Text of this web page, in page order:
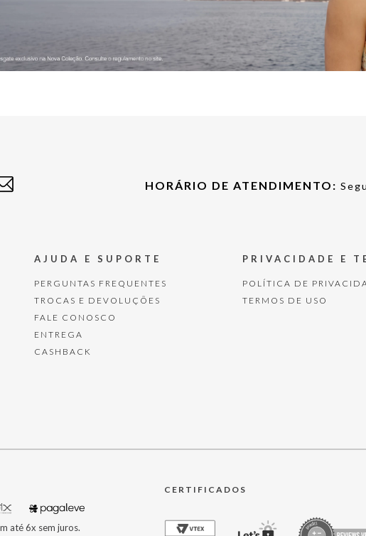
HORÁRIO DE ATENDIMENTO:
AJUDA E SUPORTE
PERGUNTAS FREQUENTES
TROCAS E DEVOLUÇÕES
FALE CONOSCO
ENTREGA
CASHBACK
PRIVACIDADE E
POLÍTICA DE
TERMOS DE USO
até 6x sem juros.
CERTIFICADOS